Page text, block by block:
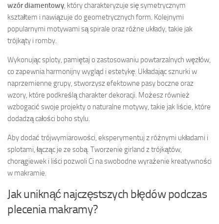
wzór diamentowy, który charakteryzuje się symetrycznym
kształtem i nawiązuje do geometrycznych form. Kolejnymi
popularnymi motywami są spirale oraz różne układy, takie jak
trójkąty i romby.
Wykonując sploty, pamiętaj o zastosowaniu powtarzalnych węzłów,
co zapewnia harmonijny wygląd i estetykę. Układając sznurki w
naprzemienne grupy, stworzysz efektowne pasy boczne oraz
wzory, które podkreślą charakter dekoracji. Możesz również
wzbogacić swoje projekty o naturalne motywy, takie jak liście, które
dodadzą całości boho stylu.
Aby dodać trójwymiarowości, eksperymentuj z różnymi układami i
splotami, łącząc je ze sobą. Tworzenie girland z trójkątów,
chorągiewek i liści pozwoli Ci na swobodne wyrażenie kreatywności
w makramie.
Jak uniknąć najczęstszych błędów podczas
plecenia makramy?